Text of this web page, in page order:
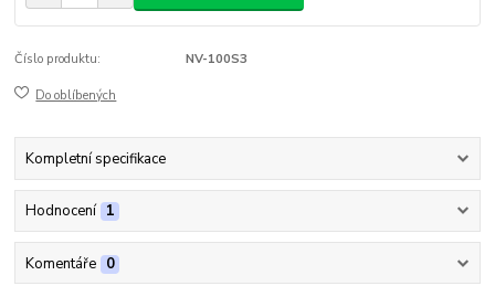
Číslo produktu: NV-100S3
Do oblíbených
Kompletní specifikace
Hodnocení 1
Komentáře 0